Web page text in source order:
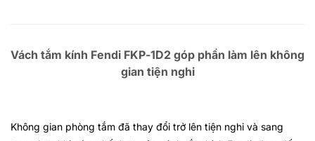
Vách tắm kính Fendi FKP-1D2 góp phần làm lên không
gian tiện nghi
Không gian phòng tắm đã thay đổi trở lên tiện nghi và sang